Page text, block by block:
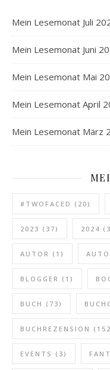
Mein Lesemonat Juli
Mein Lesemonat Juni
Mein Lesemonat Mai
Mein Lesemonat April
Mein Lesemonat März
#TWOFACED (20)
2023 (37) 2024
AUTOR (1)
BLOGGER (1)
BUCH (73)
BUCHREZENSION
EVENTS (3)